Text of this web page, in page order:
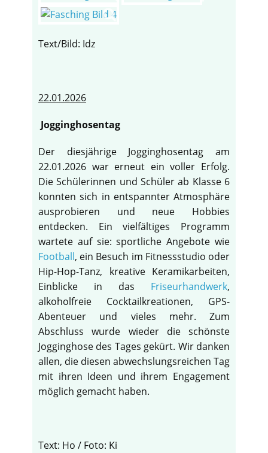
Text/Bild: Idz
22.01.2026
Jogginghosentag
Der diesjährige Jogginghosentag am
22.01.2026 war erneut ein voller Erfolg.
Die Schülerinnen und Schüler ab Klasse 6
konnten sich in entspannter Atmosphäre
ausprobieren und neue Hobbies
entdecken. Ein vielfältiges Programm
wartete auf sie: sportliche Angebote wie
Football, ein Besuch im Fitnessstudio oder
Hip-Hop-Tanz, kreative Keramikarbeiten,
Einblicke in das Friseurhandwerk,
alkoholfreie Cocktailkreationen, GPS-
Abenteuer und vieles mehr. Zum
Abschluss wurde wieder die schönste
Jogginghose des Tages gekürt. Wir danken
allen, die diesen abwechslungsreichen Tag
mit ihren Ideen und ihrem Engagement
möglich gemacht haben.
Text: Ho / Foto: Ki